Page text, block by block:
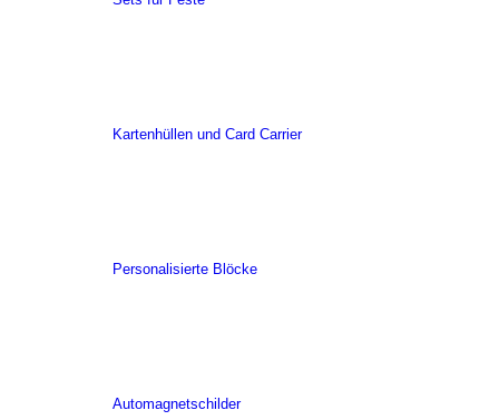
Kartenhüllen und Card Carrier
Personalisierte Blöcke
Automagnetschilder